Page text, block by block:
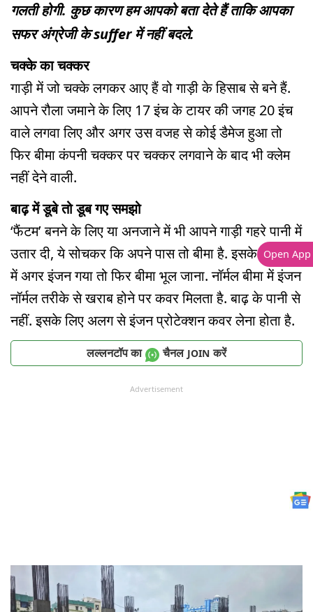
गलती होगी. कुछ कारण हम आपको बता देते हैं ताकि आपका
सफर अंग्रेजी के suffer में नहीं बदले.
चक्के का चक्कर
गाड़ी में जो चक्के लगकर आए हैं वो गाड़ी के हिसाब से बने हैं.
आपने रौला जमाने के लिए 17 इंच के टायर की जगह 20 इंच
वाले लगवा लिए और अगर उस वजह से कोई डैमेज हुआ तो
फिर बीमा कंपनी चक्कर पर चक्कर लगवाने के बाद भी क्लेम
नहीं देने वाली.
बाढ़ में डूबे तो डूब गए समझो
‘फैंटम’ बनने के लिए या अनजाने में भी आपने गाड़ी गहरे पानी में
उतार दी, ये सोचकर कि अपने पास तो बीमा है. इसके चक्कर
में अगर इंजन गया तो फिर बीमा भूल जाना. नॉर्मल बीमा में इंजन
नॉर्मल तरीके से खराब होने पर कवर मिलता है. बाढ़ के पानी से
नहीं. इसके लिए अलग से इंजन प्रोटेक्शन कवर लेना होता है.
लल्लनटॉप का चैनल JOIN करें
Advertisement
Open App